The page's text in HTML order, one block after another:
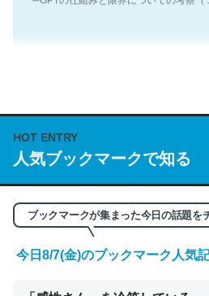
説してる記事が少ないので貴重な
https://
/064121
─GPTの仕組みと限界についての考察（
HOT ENTRY
人気ブックマークで知る
ブックマークが集まった今日の話題を
今日8/7(金)のブックマーク人気